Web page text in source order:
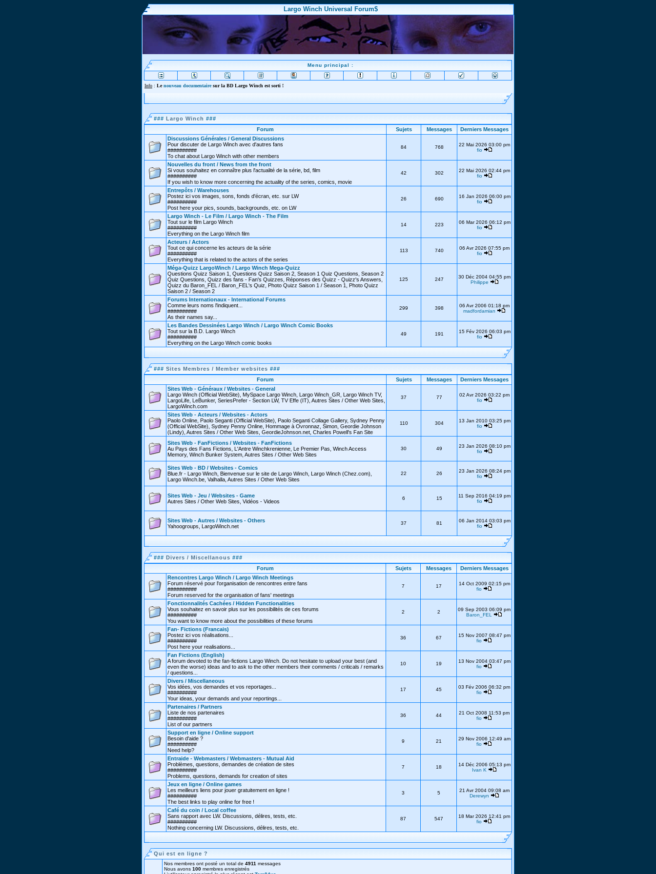
Largo Winch Universal Forum$
Menu principal :
Info : Lenouveau documentairesur la BD Largo Winch est sorti !
### Largo Winch ###
Forum
Sujets Messages
Derniers Messages
Discussions Générales / General Discussions
Pour discuter de Largo Winch avec d'autres fans
##########
To chat about Largo Winch with other members
84 768
22 Mai 2026 03:00 pm
fio
Nouvelles du front / News from the front
Si vous souhaitez en connaître plus l'actualité de la série, bd, film
##########
If you wish to know more concerning the actuality of the series, comics, movie
42 302
22 Mai 2026 02:44 pm
fio
Entrepôts / Warehouses
Postez ici vos images, sons, fonds d'écran, etc. sur LW
##########
Post here your pics, sounds, backgrounds, etc. on LW
26 690
16 Jan 2026 06:00 pm
fio
Largo Winch - Le Film / Largo Winch - The Film
Tout sur le film Largo Winch
##########
Everything on the Largo Winch film
14 223
06 Mar 2026 06:12 pm
fio
Acteurs / Actors
Tout ce qui concerne les acteurs de la série
##########
Everything that is related to the actors of the series
113 740
06 Avr 2026 07:55 pm
fio
Méga-Quizz LargoWinch / Largo Winch Mega-Quizz
Questions Quizz Saison 1, Questions Quizz Saison 2, Season 1 Quiz Questions, Season 2
Quiz Questions, Quizz des fans - Fan's Quizzes, Réponses des Quizz - Quizz's Answers,
Quizz du Baron_FEL / Baron_FEL's Quiz, Photo Quizz Saison 1 / Season 1, Photo Quizz
Saison 2 / Season 2
125 247
30 Déc 2004 04:55 pm
Philippe
Forums Internationaux - International Forums
Comme leurs noms l'indiquent...
##########
As their names say...
299 398
06 Avr 2006 01:18 pm
madfordamian
Les Bandes Dessinées Largo Winch / Largo Winch Comic Books
Tout sur la B.D. Largo Winch
##########
Everything on the Largo Winch comic books
49 191
15 Fév 2026 06:03 pm
fio
### Sites Membres / Member websites ###
Forum
Sujets Messages
Derniers Messages
Sites Web - Généraux / Websites - General
Largo Winch (Official WebSite), MySpace Largo Winch, Largo Winch_GR, Largo Winch TV,
LargoLife, LeBunker, SeriesPrefer - Section LW, TV Effe (IT), Autres Sites / Other Web Sites,
LargoWinch.com
37 77
02 Avr 2026 03:22 pm
fio
Sites Web - Acteurs / Websites - Actors
Paolo Online, Paolo Seganti (Official WebSite), Paolo Seganti Collage Gallery, Sydney Penny
(Official WebSite), Sydney Penny Online, Hommage à Ovronnaz, Simon, Geordie Johnson
(Lindy), Autres Sites / Other Web Sites, GeordieJohnson.net, Charles Powell's Fan Site
110 304
13 Jan 2010 03:25 pm
fio
Sites Web - FanFictions / Websites - FanFictions
Au Pays des Fans Fictions, L'Antre Winchkrenienne, Le Premier Pas, Winch Access
Memory, Winch Bunker System, Autres Sites / Other Web Sites
30 49
23 Jan 2026 08:10 pm
fio
Sites Web - BD / Websites - Comics
Blue.fr - Largo Winch, Bienvenue sur le site de Largo Winch, Largo Winch (Chez.com),
Largo Winch.be, Valhalla, Autres Sites / Other Web Sites
22 26
23 Jan 2026 08:24 pm
fio
Sites Web - Jeu / Websites - Game
Autres Sites / Other Web Sites, Vidéos - Videos
6 15
11 Sep 2016 04:19 pm
fio
Sites Web - Autres / Websites - Others
Yahoogroups, LargoWinch.net
37 81
06 Jan 2014 03:03 pm
fio
### Divers / Miscellanous ###
Forum
Sujets Messages
Derniers Messages
Rencontres Largo Winch / Largo Winch Meetings
Forum réservé pour l'organisation de rencontres entre fans
##########
Forum reserved for the organisation of fans' meetings
7 17
14 Oct 2009 02:15 pm
fio
Fonctionnalités Cachées / Hidden Functionalities
Vous souhaitez en savoir plus sur les possibilités de ces forums
##########
You want to know more about the possibilities of these forums
2 2
09 Sep 2003 06:09 pm
Baron_FEL
Fan- Fictions (Francais)
Postez ici vos réalisations...
##########
Post here your realisations...
36 67
15 Nov 2007 08:47 pm
fio
Fan Fictions (English)
A forum devoted to the fan-fictions Largo Winch. Do not hesitate to upload your best (and
even the worse) ideas and to ask to the other members their comments / criticals / remarks
/ questions...
10 19
13 Nov 2004 03:47 pm
fio
Divers / Miscellaneous
Vos idées, vos demandes et vos reportages...
##########
Your ideas, your demands and your reportings...
17 45
03 Fév 2006 06:32 pm
fio
Partenaires / Partners
Liste de nos partenaires
##########
List of our partners
36 44
21 Oct 2008 11:53 pm
fio
Support en ligne / Online support
Besoin d'aide ?
##########
Need help?
9 21
29 Nov 2006 12:49 am
fio
Entraide - Webmasters / Webmasters - Mutual Aid
Problèmes, questions, demandes de création de sites
##########
Problems, questions, demands for creation of sites
7 18
14 Déc 2006 05:13 pm
Ivan K
Jeux en ligne / Online games
Les meilleurs liens pour jouer gratuitement en ligne !
##########
The best links to play online for free !
3 5
21 Avr 2004 09:08 am
Derewyn
Café du coin / Local coffee
Sans rapport avec LW. Discussions, délires, tests, etc.
##########
Nothing concerning LW. Discussions, délires, tests, etc.
87 547
18 Mar 2026 12:41 pm
fio
Qui est en ligne ?
Nos membres ont posté un total de 4911 messages
Nous avons 100 membres enregistrés